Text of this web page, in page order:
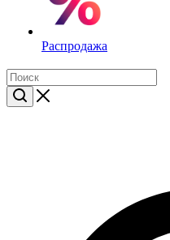
Распродажа